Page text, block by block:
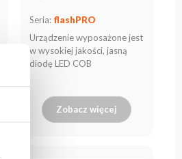
Seria: flashPRO
Urządzenie wyposażone jest
w wysokiej jakości, jasną
diodę LED COB
Zobacz więcej